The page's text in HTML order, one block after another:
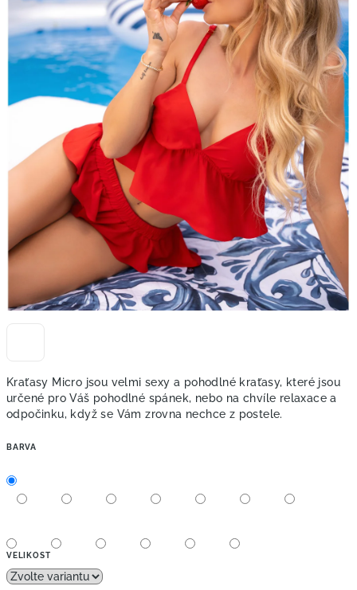
Kraťasy Micro jsou velmi sexy a pohodlné kraťasy, které jsou
určené pro Váš pohodlné spánek, nebo na chvíle relaxace a
odpočinku, když se Vám zrovna nechce z postele.
BARVA
VELIKOST